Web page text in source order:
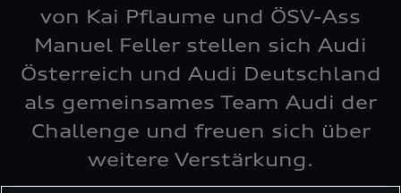
von Kai Pflaume und ÖSV-Ass
Manuel Feller stellen sich Audi
Österreich und Audi Deutschland
als gemeinsames Team Audi der
Challenge und freuen sich über
weitere Verstärkung.